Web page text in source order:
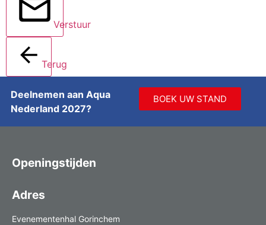
Verstuur
Terug
Deelnemen aan Aqua
Nederland 2027?
BOEK UW STAND
Openingstijden
Adres
Evenementenhal Gorinchem